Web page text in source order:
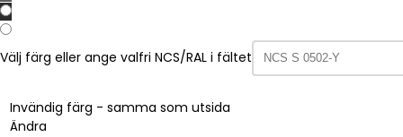
Välj färg eller ange valfri NCS/RAL i fältet
Invändig färg - samma som utsida
Ändra